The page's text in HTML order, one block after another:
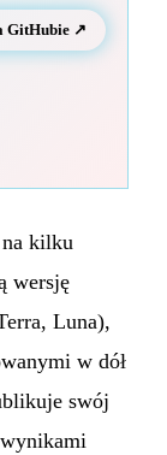
GitHubie ↗
kilku
wersję
Luna),
w dół
swój